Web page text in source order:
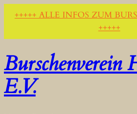
+++++ ALLE INFOS ZUM
+++++
Burschenverein
E.V.